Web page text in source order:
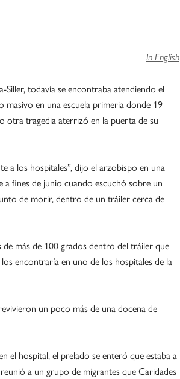
In English
todavía se encontraba atendiendo el
en una escuela primeria donde 19
otra tragedia aterrizó en la puerta de su
los hospitales”, dijo el arzobispo en una
fines de junio cuando escuchó sobre un
de morir, dentro de un tráiler cerca de
más de 100 grados dentro del tráiler que
encontraría en uno de los hospitales de la
un poco más de una docena de
el hospital, el prelado se enteró que estaba a
a un grupo de migrantes que Caridades